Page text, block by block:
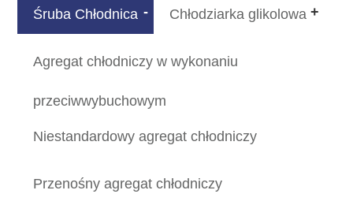
Śruba Chłodnica Chłodziarka glikolowa
Agregat chłodniczy w wykonaniu
przeciwwybuchowym
Niestandardowy agregat chłodniczy
Przenośny agregat chłodniczy